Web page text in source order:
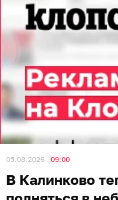
05.08.2026 09:00
В Калинково